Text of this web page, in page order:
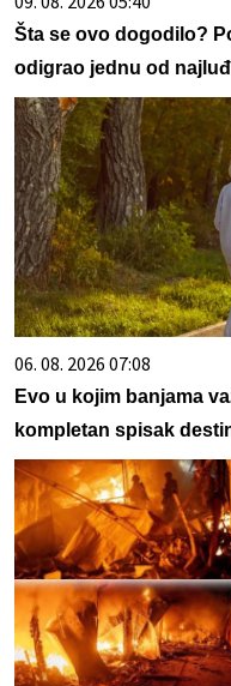
Šta se ovo dogodilo?
odigrao jednu od
06. 08. 2026 07:08
Evo u kojim banjama
kompletan spisak